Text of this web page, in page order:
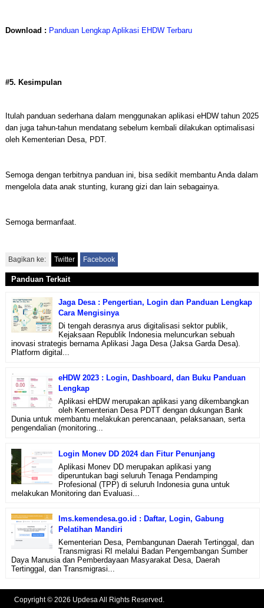
Download : Panduan Lengkap Aplikasi EHDW Terbaru
#5. Kesimpulan
Itulah panduan sederhana dalam menggunakan aplikasi eHDW tahun 2025
dan juga tahun-tahun mendatang sebelum kembali dilakukan optimalisasi
oleh Kementerian Desa, PDT.
Semoga dengan terbitnya panduan ini, bisa sedikit membantu Anda dalam
mengelola data anak stunting, kurang gizi dan lain sebagainya.
Semoga bermanfaat.
Bagikan ke: Twitter Facebook
Panduan Terkait
Jaga Desa : Pengertian, Login dan Panduan Lengkap
Cara Mengisinya
Di tengah derasnya arus digitalisasi sektor publik,
Kejaksaan Republik Indonesia meluncurkan sebuah
inovasi strategis bernama Aplikasi Jaga Desa (Jaksa Garda Desa).
Platform digital...
eHDW 2023 : Login, Dashboard, dan Buku Panduan
Lengkap
Aplikasi eHDW merupakan aplikasi yang dikembangkan
oleh Kementerian Desa PDTT dengan dukungan Bank
Dunia untuk membantu melakukan perencanaan, pelaksanaan, serta
pengendalian (monitoring...
Login Monev DD 2024 dan Fitur Penunjang
Aplikasi Monev DD merupakan aplikasi yang
diperuntukan bagi seluruh Tenaga Pendamping
Profesional (TPP) di seluruh Indonesia guna untuk
melakukan Monitoring dan Evaluasi...
lms.kemendesa.go.id : Daftar, Login, Gabung
Pelatihan Mandiri
Kementerian Desa, Pembangunan Daerah Tertinggal, dan
Transmigrasi RI melalui Badan Pengembangan Sumber
Daya Manusia dan Pemberdayaan Masyarakat Desa, Daerah
Tertinggal, dan Transmigrasi...
Copyright © 2026 Updesa All Rights Reserved.